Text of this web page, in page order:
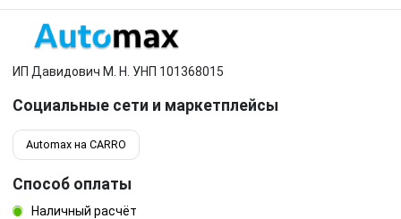
ИП Давидович М. Н. УНП 101368015
Социальные сети и маркетплейсы
Automax на CARRO
Способ оплаты
Наличный расчёт